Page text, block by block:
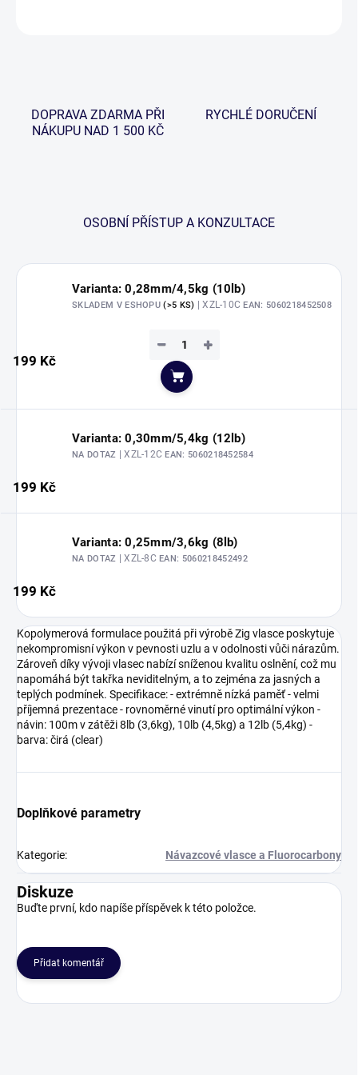
DOPRAVA ZDARMA PŘI
NÁKUPU NAD 1 500 KČ
RYCHLÉ DORUČENÍ
OSOBNÍ PŘÍSTUP A KONZULTACE
Varianta: 0,28mm/4,5kg (10lb)
SKLADEM V ESHOPU(>5 KS) | XZL-10CEAN: 5060218452508
199 Kč
+
−
Do košíku
Varianta: 0,30mm/5,4kg (12lb)
NA DOTAZ | XZL-12CEAN: 5060218452584
199 Kč
Varianta: 0,25mm/3,6kg (8lb)
NA DOTAZ | XZL-8CEAN: 5060218452492
199 Kč
Kopolymerová formulace použitá při výrobě Zig vlasce poskytuje
nekompromisní výkon v pevnosti uzlu a v odolnosti vůči nárazům.
Zároveň díky vývoji vlasec nabízí sníženou kvalitu oslnění, což mu
napomáhá být takřka neviditelným, a to zejména za jasných a
teplých podmínek. Specifikace: - extrémně nízká paměť - velmi
příjemná prezentace - rovnoměrné vinutí pro optimální výkon -
návin: 100m v zátěži 8lb (3,6kg), 10lb (4,5kg) a 12lb (5,4kg) -
barva: čirá (clear)
Doplňkové parametry
Kategorie: Návazcové vlasce a Fluorocarbony
Diskuze
Buďte první, kdo napíše příspěvek k této položce.
Přidat komentář